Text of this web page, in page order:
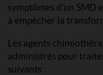
symptômes d'un SMD
à empêcher la
Les agents
administrés pour
suivants :